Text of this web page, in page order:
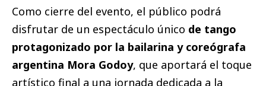
Como cierre del evento, el público podrá
disfrutar de un espectáculo único de tango
protagonizado por la bailarina y coreógrafa
argentina Mora Godoy, que aportará el toque
artístico final a una jornada dedicada a la